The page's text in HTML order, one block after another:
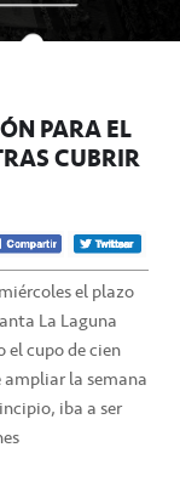
PARA EL
CUBRIR
el plazo
La Laguna
cupo de cien
la semana
iba a ser